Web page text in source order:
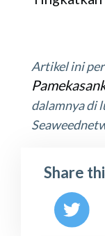
Artikel ini
dalamnya di
Share